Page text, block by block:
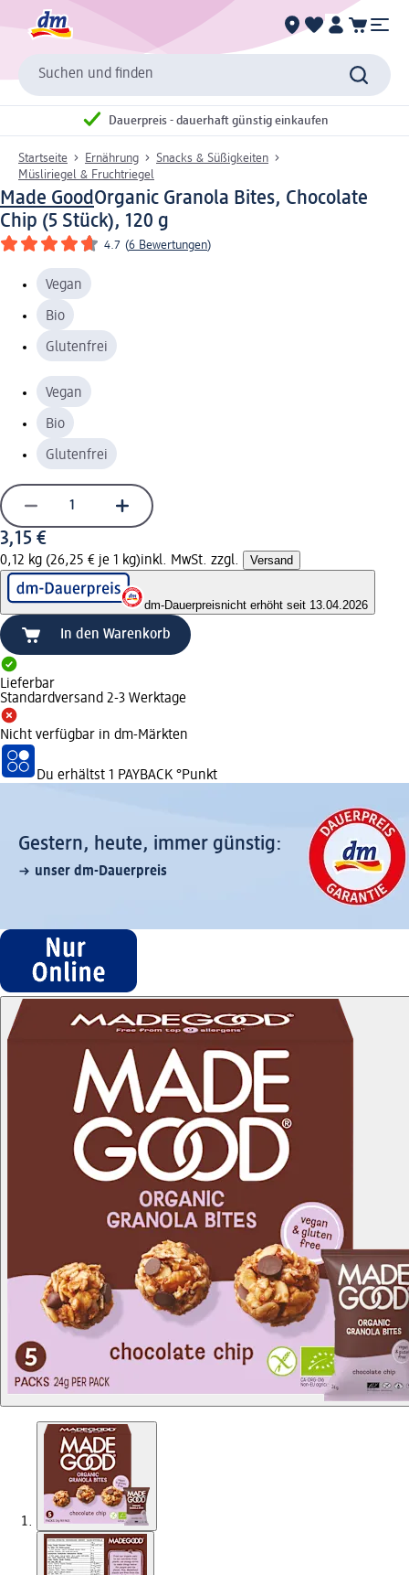
Suchen und finden
Dauerpreis - dauerhaft günstig einkaufen
Startseite Ernährung
Snacks & Süßigkeiten
Müsliriegel & Fruchtriegel
Made GoodOrganic Granola Bites, Chocolate
Chip (5 Stück), 120 g
4.7 (6 Bewertungen)
Vegan
Bio
Glutenfrei
Vegan
Bio
Glutenfrei
3,15 €
0,12 kg (26,25 € je 1 kg)inkl. MwSt. zzgl. Versand
dm-Dauerpreisnicht erhöht seit 13.04.2026
In den Warenkorb
Lieferbar
Standardversand 2-3 Werktage
Nicht verfügbar in dm-Märkten
Du erhältst 1 PAYBACK °Punkt
Gestern, heute, immer günstig:
unser dm-Dauerpreis